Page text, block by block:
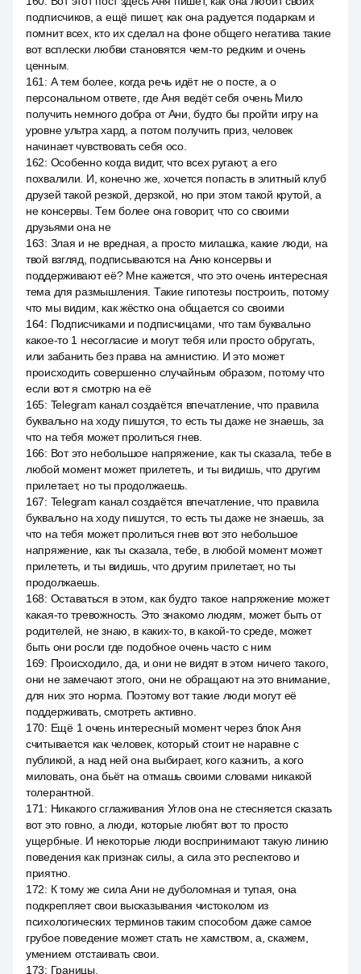
подписчиков, а ещё пишет, как она радуется подаркам и
помнит всех, кто их сделал на фоне общего негатива такие
вот всплески любви становятся чем-то редким и очень
ценным.
161 : А тем более, когда речь идёт не о посте, а о
персональном ответе, где Аня ведёт себя очень Мило
получить немного добра от Ани, будто бы пройти игру на
уровне ультра хард, а потом получить приз, человек
начинает чувствовать себя осо.
162: Особенно когда видит, что всех ругают, а его
похвалили. И, конечно же, хочется попасть в элитный клуб
друзей такой резкой, дерзкой, но при этом такой крутой, а
не консервы. Тем более она говорит, что со своими
друзьями она не
163: Злая и не вредная, а просто милашка, какие люди, на
твой взгляд, подписываются на Аню консервы и
поддерживают её? Мне кажется, что это очень интересная
тема для размышления. Такие гипотезы построить, потому
что мы видим, как жёстко она общается со своими
164: Подписчиками и подписчицами, что там буквально
какое-то 1 несогласие и могут тебя или просто обругать,
или забанить без права на амнистию. И это может
происходить совершенно случайным образом, потому что
если вот я смотрю на её
165: Telegram канал создаётся впечатление, что правила
буквально на ходу пишутся, то есть ты даже не знаешь, за
что на тебя может пролиться гнев.
166: Вот это небольшое напряжение, как ты сказала, тебе в
любой момент может прилететь, и ты видишь, что другим
прилетает, но ты продолжаешь.
167: Telegram канал создаётся впечатление, что правила
буквально на ходу пишутся, то есть ты даже не знаешь, за
что на тебя может пролиться гнев вот это небольшое
напряжение, как ты сказала, тебе, в любой момент может
прилететь, и ты видишь, что другим прилетает, но ты
продолжаешь.
168: Оставаться в этом, как будто такое напряжение может
какая-то тревожность. Это знакомо людям, может быть от
родителей, не знаю, в каких-то, в какой-то среде, может
быть они росли где подобное очень часто с ним
169: Происходило, да, и они не видят в этом ничего такого,
они не замечают этого, они не обращают на это внимание,
для них это норма. Поэтому вот такие люди могут её
поддерживать, смотреть активно.
170: Ещё 1 очень интересный момент через блок Аня
считывается как человек, который стоит не наравне с
публикой, а над ней она выбирает, кого казнить, а кого
миловать, она бьёт на отмашь своими словами никакой
толерантной.
171 : Никакого сглаживания Углов она не стесняется сказать
вот это говно, а люди, которые любят вот то просто
ущербные. И некоторые люди воспринимают такую линию
поведения как признак силы, а сила это респектово и
приятно.
172: К тому же сила Ани не дуболомная и тупая, она
подкрепляет свои высказывания чистоколом из
психологических терминов таким способом даже самое
грубое поведение может стать не хамством, а, скажем,
умением отстаивать свои.
173: Границы.